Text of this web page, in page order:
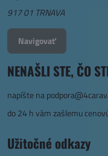
917 01 TRNAVA
Navigovať
NENAŠLI STE, ČO
napíšte na
do 24 h vám zašlemu
Užitočné odkazy